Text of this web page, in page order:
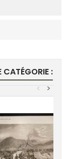
CATÉGORIE :
>
<